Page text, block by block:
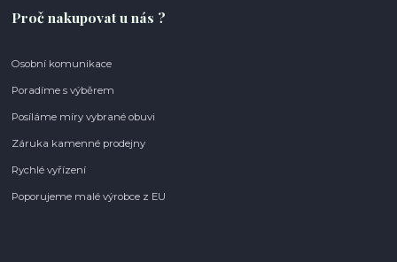
Proč nakupovat u nás ?
Osobní komunikace
Poradíme s výběrem
Posíláme míry vybrané obuvi
Záruka kamenné prodejny
Rychlé vyřízení
Poporujeme malé výrobce z EU